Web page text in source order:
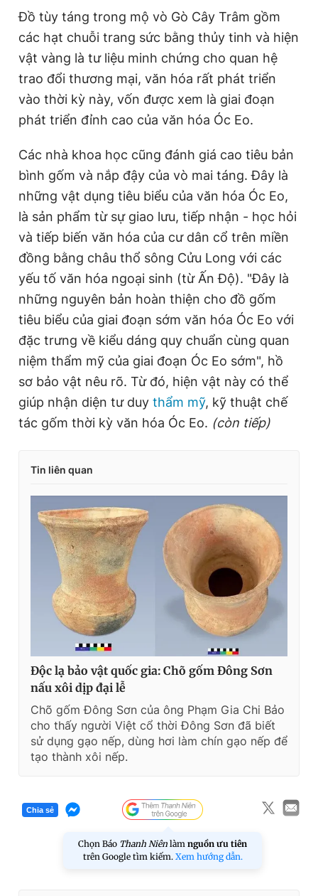
Đồ tùy táng trong mộ vò Gò Cây Trâm gồm
các hạt chuỗi trang sức bằng thủy tinh và hiện
vật vàng là tư liệu minh chứng cho quan hệ
trao đổi thương mại, văn hóa rất phát triển
vào thời kỳ này, vốn được xem là giai đoạn
phát triển đỉnh cao của văn hóa Óc Eo.
Các nhà khoa học cũng đánh giá cao tiêu bản
bình gốm và nắp đậy của vò mai táng. Đây là
những vật dụng tiêu biểu của văn hóa Óc Eo,
là sản phẩm từ sự giao lưu, tiếp nhận - học hỏi
và tiếp biến văn hóa của cư dân cổ trên miền
đồng bằng châu thổ sông Cửu Long với các
yếu tố văn hóa ngoại sinh (từ Ấn Độ). "Đây là
những nguyên bản hoàn thiện cho đồ gốm
tiêu biểu của giai đoạn sớm văn hóa Óc Eo với
đặc trưng về kiểu dáng quy chuẩn cùng quan
niệm thẩm mỹ của giai đoạn Óc Eo sớm", hồ
sơ bảo vật nêu rõ. Từ đó, hiện vật này có thể
giúp nhận diện tư duy thẩm mỹ, kỹ thuật chế
tác gốm thời kỳ văn hóa Óc Eo. (còn tiếp)
Tin liên quan
Độc lạ bảo vật quốc gia: Chõ gốm Đông Sơn
nấu xôi dịp đại lễ
Chõ gốm Đông Sơn của ông Phạm Gia Chi Bảo
cho thấy người Việt cổ thời Đông Sơn đã biết
sử dụng gạo nếp, dùng hơi làm chín gạo nếp để
tạo thành xôi nếp.
Chia sẻ
Chọn Báo Thanh Niên làm nguồn ưu tiên
trên Google tìm kiếm. Xem hướng dẫn.